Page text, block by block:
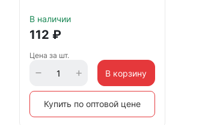
В наличии
112 ₽
Цена за шт.
В корзину
Купить по оптовой цене